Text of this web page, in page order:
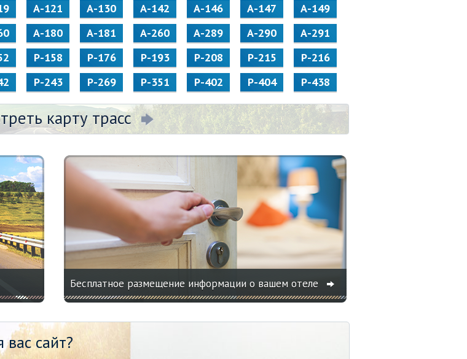
А-121 А-130 А-142 А-146 А-147
А-149
А-180 А-181 А-260 А-289 А-290
А-291
Р-158 Р-176 Р-193 Р-208 Р-215
Р-216
Р-243 Р-269 Р-351 Р-402 Р-404 Р-438
карту трасс
Бесплатное размещение информации о вашем отеле
сайт?